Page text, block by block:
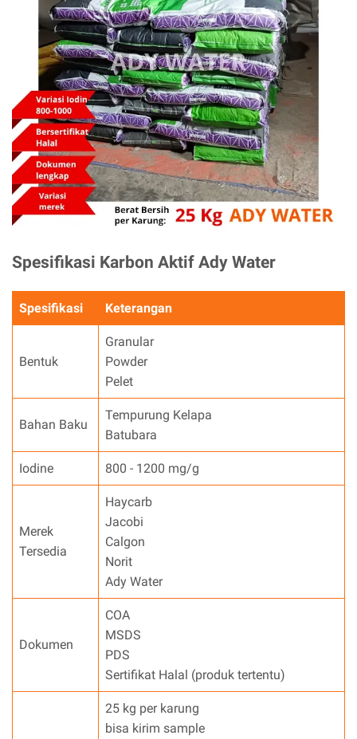
Spesifikasi Karbon Aktif Ady Water
Spesifikasi Keterangan
Bentuk
Granular
Powder
Pelet
Bahan Baku
Tempurung Kelapa
Batubara
Iodine 800 - 1200 mg/g
Merek
Tersedia
Haycarb
Jacobi
Calgon
Norit
Ady Water
Dokumen
COA
MSDS
PDS
Sertifikat Halal (produk tertentu)
25 kg per karung
bisa kirim sample